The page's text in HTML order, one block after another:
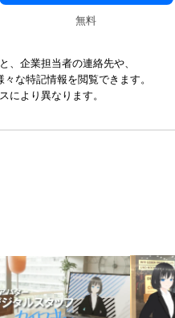
無料
、企業担当者の連絡先や、
な特記情報を閲覧できます。
により異なります。